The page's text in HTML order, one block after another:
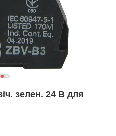
зелен. 24 В для